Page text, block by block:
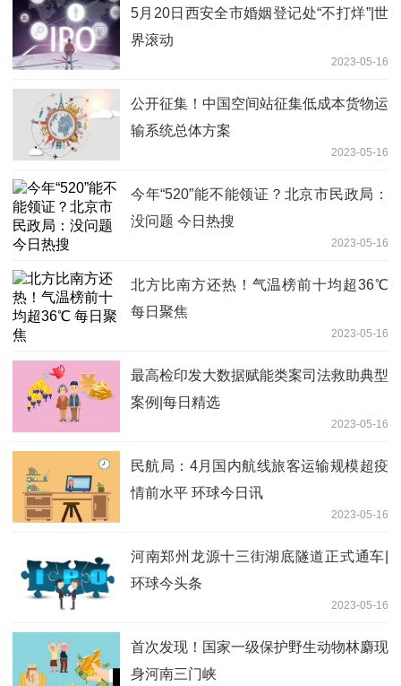
5月20日西安全市婚姻登记处“不打烊”|世
界滚动
2023-05-16
公开征集！中国空间站征集低成本货物运
输系统总体方案
2023-05-16
今年“520”能不能领证？北京市民政局：
没问题 今日热搜
2023-05-16
北方比南方还热！气温榜前十均超36℃
每日聚焦
2023-05-16
最高检印发大数据赋能类案司法救助典型
案例|每日精选
2023-05-16
民航局：4月国内航线旅客运输规模超疫
情前水平 环球今日讯
2023-05-16
河南郑州龙源十三街湖底隧道正式通车|
环球今头条
2023-05-16
首次发现！国家一级保护野生动物林麝现
身河南三门峡